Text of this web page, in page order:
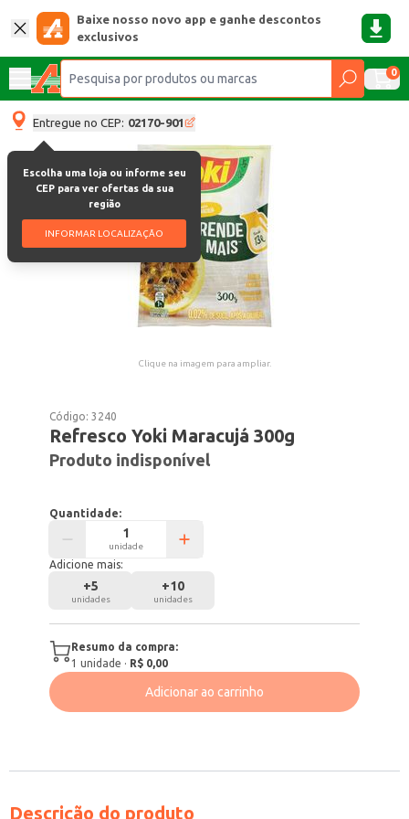
Baixe nosso novo app e ganhe descontos
exclusivos
0
Entregue no CEP: 02170-901
Escolha uma loja ou informe seu
CEP para ver ofertas da sua
região
INFORMAR LOCALIZAÇÃO
Clique na imagem para ampliar.
Código:3240
Refresco Yoki Maracujá 300g
Produto indisponível
Quantidade:
unidade
Adicione mais:
+5
unidades
+10
unidades
Resumo da compra:
1 unidade · R$ 0,00
Adicionar ao carrinho
Descrição do produto